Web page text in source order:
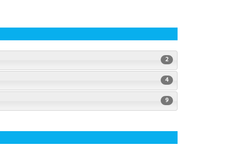
2
4
9